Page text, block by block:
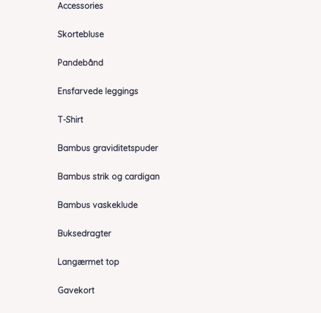
Accessories
Skortebluse
Pandebånd
Ensfarvede leggings
T-Shirt
Bambus graviditetspuder
Bambus strik og cardigan
Bambus vaskeklude
Buksedragter
Langærmet top
Gavekort